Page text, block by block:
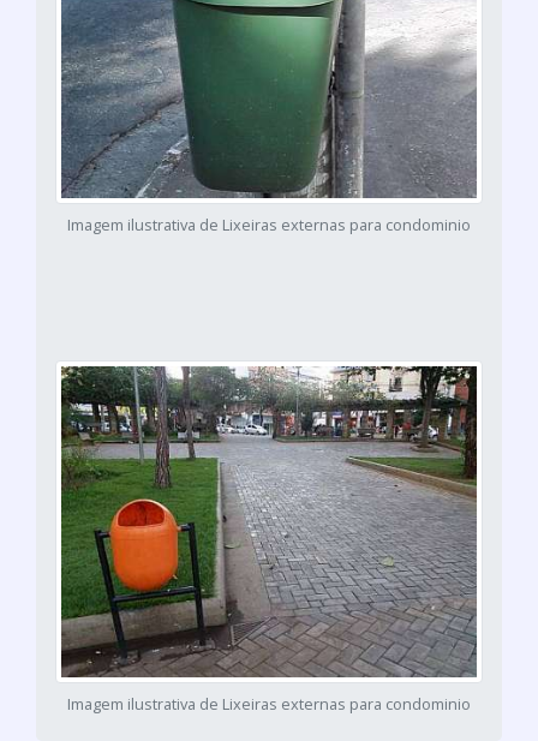
Imagem ilustrativa de Lixeiras externas para condominio
Imagem ilustrativa de Lixeiras externas para condominio